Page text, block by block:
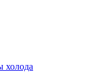
холода